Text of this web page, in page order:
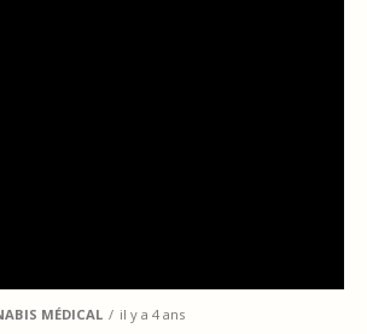
MÉDICAL il y a 4 ans